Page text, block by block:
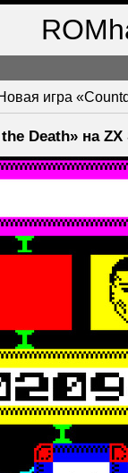
игра
Death» на ZX